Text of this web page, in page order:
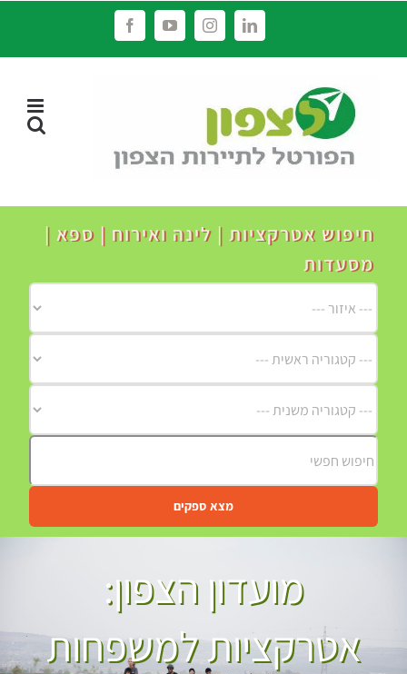
LinkedIn
Instagram
YouTube
Facebook
חיפוש אטרקציות | לינה ואירוח | ספא |
מסעדות
מצא ספקים
מועדון הצפון:
אטרקציות למשפחות